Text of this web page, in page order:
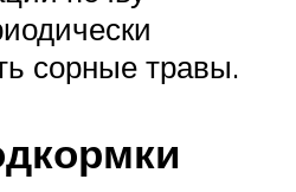
сорные травы.